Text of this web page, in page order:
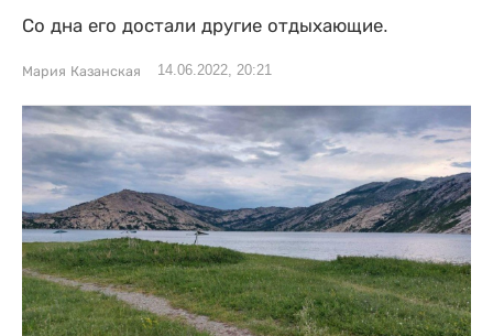
Со дна его достали другие отдыхающие.
Мария Казанская 14.06.2022, 20:21